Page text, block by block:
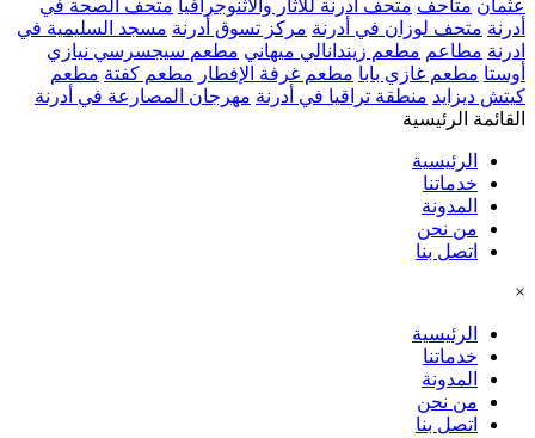
عثمان متاحف متحف أدرنة للأثار والأثنوجرافيا متحف الصحة في
أدرنة متحف لوزان في أدرنة مركز تسوق أدرنة مسجد السليمية في
ادرنة مطاعم مطعم زيندانالي ميهاني مطعم سيجسرسي نيازي
أوستا مطعم غازي بابا مطعم غرفة الإفطار مطعم كفتة مطعم
كيتش ديزايد منطقة تراقيا في أدرنة مهرجان المصارعة في أدرنة
القائمة الرئيسية
الرئيسية
خدماتنا
المدونة
من نحن
اتصل بنا
×
الرئيسية
خدماتنا
المدونة
من نحن
اتصل بنا